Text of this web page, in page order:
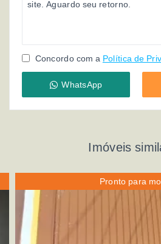
Concordo com a Política de
WhatsApp
Imóveis
Pronto para